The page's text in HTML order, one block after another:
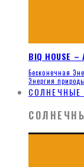
BIQ HOUSE
Бесконечная
Энергия природы
СОЛНЕЧНЫЕ